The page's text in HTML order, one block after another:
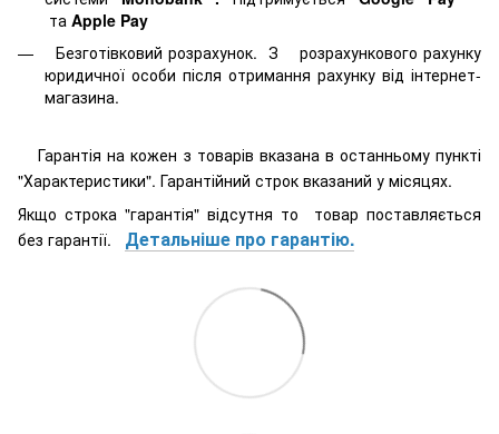
та Apple Pay
Безготівковий розрахунок. З розрахункового рахунку
юридичної особи після отримання рахунку від інтернет-
магазина.
Гарантія на кожен з товарів вказана в останньому пункті
"Характеристики". Гарантійний строк вказаний у місяцях.
Якщо строка "гарантія" відсутня то товар поставляється
без гарантії. Детальніше про гарантію.